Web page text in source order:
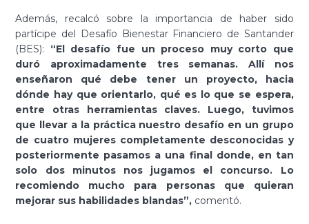
Además, recalcó sobre la importancia de haber sido
partícipe del Desafío Bienestar Financiero de Santander
(BES): “El desafío fue un proceso muy corto que
duró aproximadamente tres semanas. Allí nos
enseñaron qué debe tener un proyecto, hacia
dónde hay que orientarlo, qué es lo que se espera,
entre otras herramientas claves. Luego, tuvimos
que llevar a la práctica nuestro desafío en un grupo
de cuatro mujeres completamente desconocidas y
posteriormente pasamos a una final donde, en tan
solo dos minutos nos jugamos el concurso. Lo
recomiendo mucho para personas que quieran
mejorar sus habilidades blandas”, comentó.